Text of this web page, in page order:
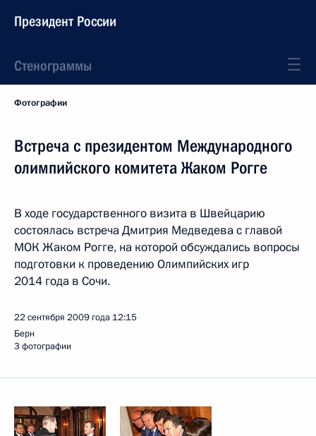
Президент России
Стенограммы
Фотографии
Встреча с президентом Международного
олимпийского комитета Жаком Рогге
В ходе государственного визита в Швейцарию
состоялась встреча Дмитрия Медведева с главой
МОК Жаком Рогге, на которой обсуждались вопросы
подготовки к проведению Олимпийских игр
2014 года в Сочи.
22 сентября 2009 года 12:15
Берн
3 фотографии